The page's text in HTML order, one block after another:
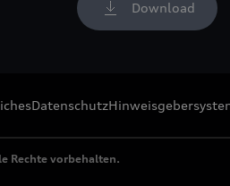
Download
Datenschutz
Rechte vorbehalten.